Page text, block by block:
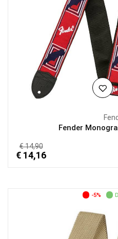
Fender
€ 14,90
€ 14,16
-5%